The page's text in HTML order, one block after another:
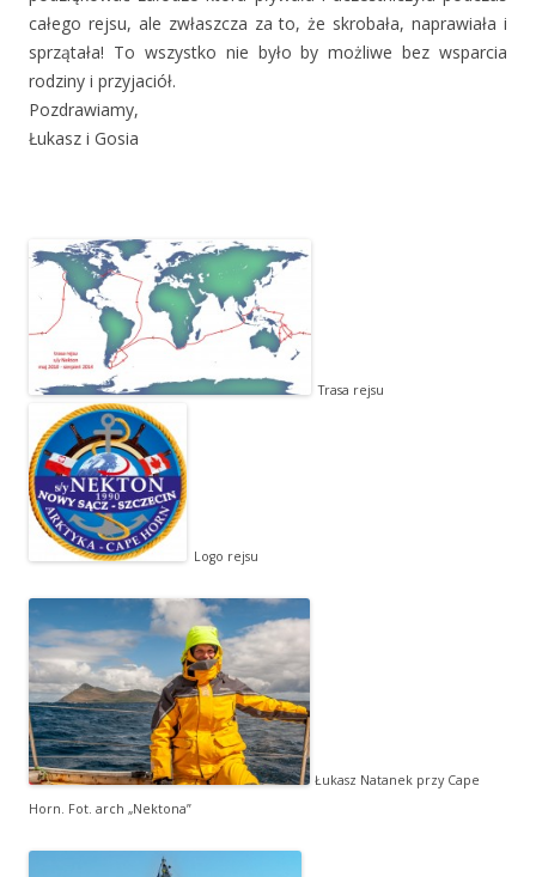
całego rejsu, ale zwłaszcza za to, że skrobała, naprawiała i
sprzątała! To wszystko nie było by możliwe bez wsparcia
rodziny i przyjaciół.
Pozdrawiamy,
Łukasz i Gosia
Trasa rejsu
Logo rejsu
Łukasz Natanek przy Cape
Horn. Fot. arch „Nektona”